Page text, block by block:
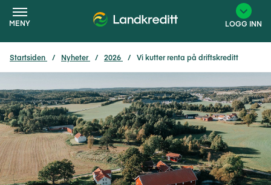
MENY LOGG INN
×
Startsiden Nyheter 2026 Vi kutter renta på driftskreditt